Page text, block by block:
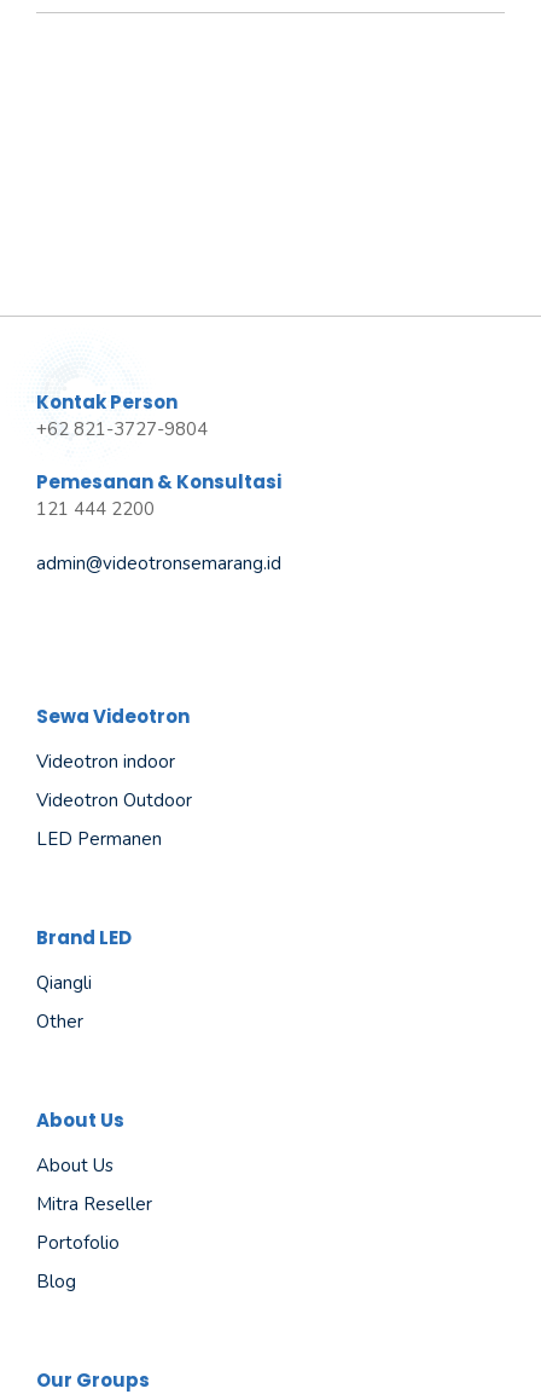
Kontak Person
+62 821-3727-9804
Pemesanan & Konsultasi
121 444 2200
admin@videotronsemarang.id
Sewa Videotron
Videotron indoor
Videotron Outdoor
LED Permanen
Brand LED
Qiangli
Other
About Us
About Us
Mitra Reseller
Portofolio
Blog
Our Groups